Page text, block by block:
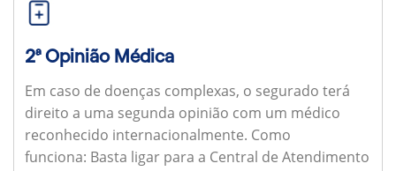
2ª Opinião Médica
Em caso de doenças complexas, o segurado terá
direito a uma segunda opinião com um médico
reconhecido internacionalmente. Como
funciona: Basta ligar para a Central de Atendimento